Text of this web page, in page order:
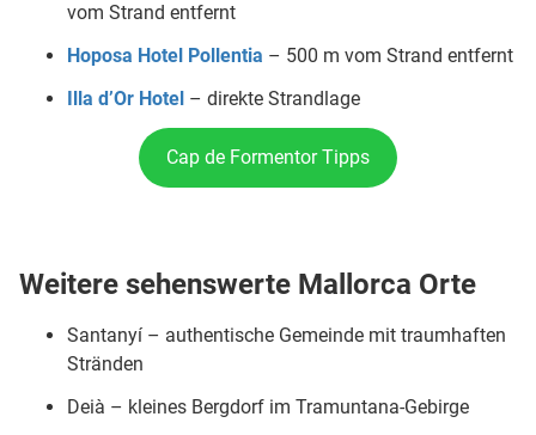
vom Strand entfernt
Hoposa Hotel Pollentia – 500 m vom Strand entfernt
Illa d’Or Hotel – direkte Strandlage
Cap de Formentor Tipps
Weitere sehenswerte Mallorca Orte
Santanyí – authentische Gemeinde mit traumhaften
Stränden
Deià – kleines Bergdorf im Tramuntana-Gebirge